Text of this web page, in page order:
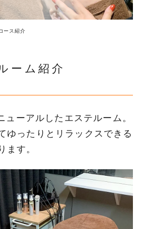
ース紹介
ーム紹介
ューアルしたエステルーム。
ゆったりとリラックスできる
ます。